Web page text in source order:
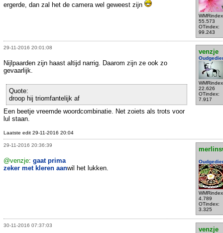
55.573
OTindex:
99.243
ergerde, dan zal het de camera wel geweest zijn
29-11-2016 20:01:08
venzje
22.626
OTindex:
7.917
Nijlpaarden zijn haast altijd narrig. Daarom zijn ze ook zo
gevaarlijk.
Quote:
droop hij triomfantelijk af
Een beetje vreemde woordcombinatie. Net zoiets als trots voor
lul staan.
Laatste edit 29-11-2016 20:04
29-11-2016 20:36:39
4.789
OTindex:
3.325
@venzje: gaat prima
zeker met kleren aanwil het lukken.
30-11-2016 07:37:03
venzje